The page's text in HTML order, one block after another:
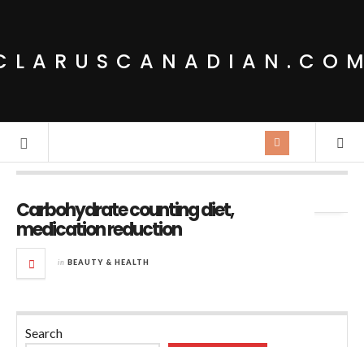
Carbohydrate counting diet,
medication reduction
in BEAUTY & HEALTH
Search